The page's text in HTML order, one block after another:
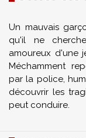
Un mauvais
qu'il ne
amoureux d'une
Méchamment
par la police,
découvrir les
peut conduire.